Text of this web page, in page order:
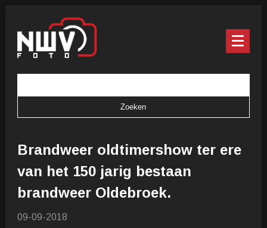
Brandweer oldtimershow ter ere
van het 150 jarig bestaan
brandweer Oldebroek.
09-09-2018